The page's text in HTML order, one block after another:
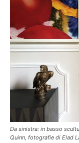
Da sinistra: in basso
Quinn, fotografie di Elad